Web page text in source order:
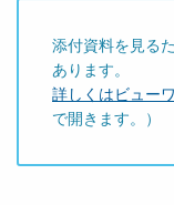
添付資料を見る
あります。
詳しくはビュー
で開きます。）